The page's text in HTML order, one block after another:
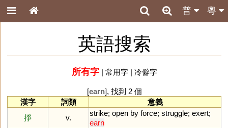
粵
普
英語搜索
所有字| 常用字| 冷僻字
[earn], 找到 2 個
漢字
詞類
意義
掙
v.
strike; open by force; struggle; exert;
earn